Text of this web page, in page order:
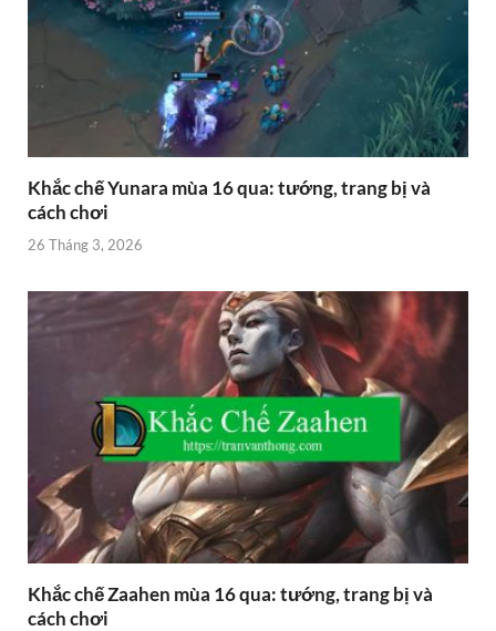
Khắc chế Yunara mùa 16 qua: tướng, trang bị và
cách chơi
26 Tháng 3, 2026
Khắc chế Zaahen mùa 16 qua: tướng, trang bị và
cách chơi